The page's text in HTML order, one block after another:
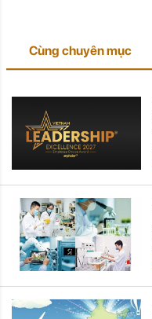
Cùng chuyên mục